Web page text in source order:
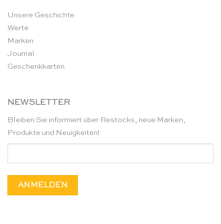
Unsere Geschichte
Werte
Marken
Journal
Geschenkkarten
NEWSLETTER
Bleiben Sie informiert über Restocks, neue Marken,
Produkte und Neuigkeiten!